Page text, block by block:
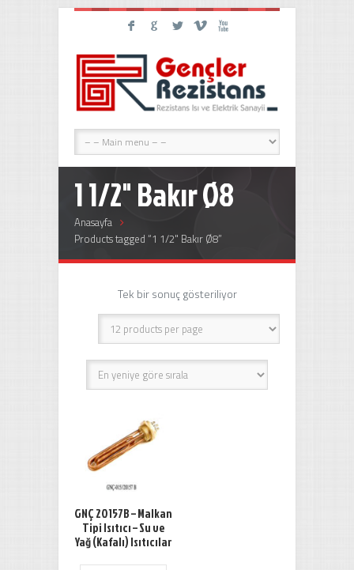
F G L V X
1 1/2" Bakır Ø8
Anasayfa
Products tagged “1 1/2" Bakır Ø8”
Tek bir sonuç gösteriliyor
GNÇ 20157B – Malkan
Tipi Isıtıcı – Su ve
Yağ (Kafalı) Isıtıcılar